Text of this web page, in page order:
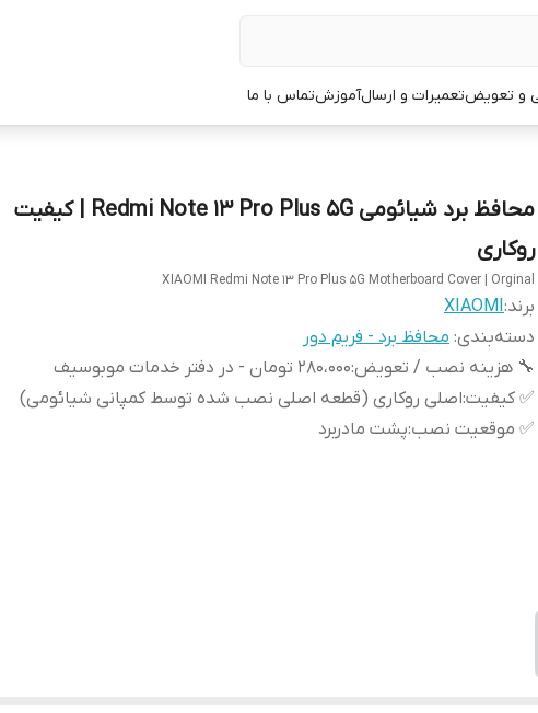
و تعویضتعمیرات و ارسالآموزشتماس با ما
محافظ برد شیائومی Redmi Note 13 Pro Plus 5G | کیفیت
روکاری
XIAOMI Redmi Note 13 Pro Plus 5G Motherboard Cover | Orginal
برند:XIAOMI
دسته‌بندی: محافظ برد - فریم دور
🔧 هزینه نصب / تعویض:280،000 تومان - در دفتر خدمات موبوسیف
✅ کیفیت:اصلی روکاری (قطعه اصلی نصب شده توسط کمپانی شیائومی)
✅ موقعیت نصب:پشت مادربرد